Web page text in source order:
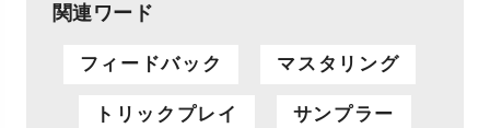
関連ワード
フィードバック マスタリング
トリックプレイ サンプラー